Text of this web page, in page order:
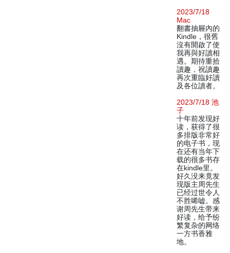
2023/7/18
Mac
翻書抽屜內的
Kindle，很舊
沒有開啟了使
我再與好讀相
遇。期待重拾
讀趣，祝讀趣
再次重臨好讀
及各位讀者。
2023/7/18 池
子
十年前发现好
读，获得了很
多排版非常好
的电子书，现
在还有当年下
载的很多书存
在kindle里。
好久没来竟发
现版主周先生
已经过世令人
不胜唏嘘。感
谢周先生带来
好读，给予纷
繁复杂的网络
一方书香雅
地。